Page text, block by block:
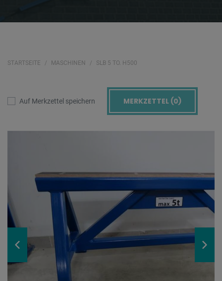
STARTSEITE MASCHINEN SLB 5 TO. H500
Auf Merkzettel speichern MERKZETTEL (0)